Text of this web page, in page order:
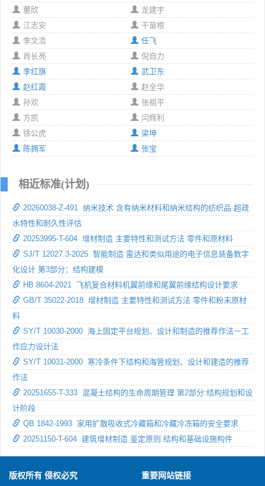
董欣
龙建宇
江志安
干苗根
李文浩
任飞
肖长亮
倪自力
李红旗
武卫东
赵红霞
赵全华
孙欢
张祖平
方凯
闫辉利
徐公虎
梁坤
陈拥军
张宝
相近标准(计划)
20260038-Z-491 纳米技术 含有纳米材料和纳米结构的纺织品 超疏
水特性和耐久性评估
20253995-T-604 增材制造 主要特性和测试方法 零件和原材料
SJ/T 12027.3-2025 智能制造 雷达和类似用途的电子信息装备数字
化设计 第3部分：结构建模
HB 8604-2021 飞机复合材料机翼前缘和尾翼前缘结构设计要求
GB/T 35022-2018 增材制造 主要特性和测试方法 零件和粉末原材
料
SY/T 10030-2000 海上固定平台规划、设计和制造的推荐作法－工
作应力设计法
SY/T 10031-2000 寒冷条件下结构和海管规划、设计和建造的推荐
作法
20251655-T-333 混凝土结构的生命周期管理 第2部分:结构规划和设
计阶段
QB 1842-1993 家用扩散吸收式冷藏箱和冷藏冷冻箱的安全要求
20251150-T-604 建筑增材制造 鉴定原则 结构和基础设施构件
版权所有 侵权必究 重要网站链接